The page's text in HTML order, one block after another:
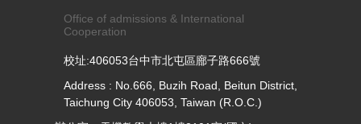
Office of admissions & International
Cooperation
校址:406053台中市北屯區廍子路666號
Address : No.666, Buzih Road, Beitun District,
Taichung City 406053, Taiwan (R.O.C.)